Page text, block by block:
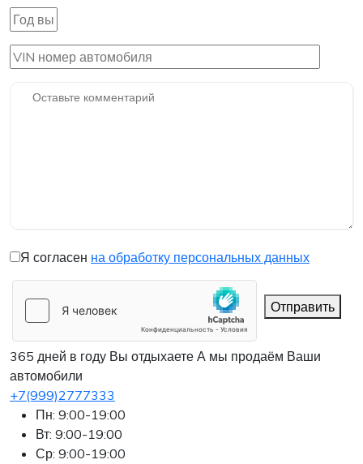
Я согласен на обработку персональных данных
Отправить
365 дней в году Вы отдыхаете А мы продаём Ваши
автомобили
+7(999)2777333
Пн: 9:00-19:00
Вт: 9:00-19:00
Ср: 9:00-19:00